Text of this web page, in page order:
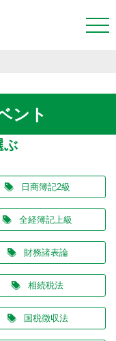
ント
ぶ
日商簿記2級
全経簿記上級
財務諸表論
相続税法
国税徴収法